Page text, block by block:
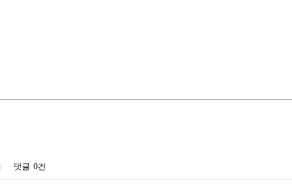
댓글 0건